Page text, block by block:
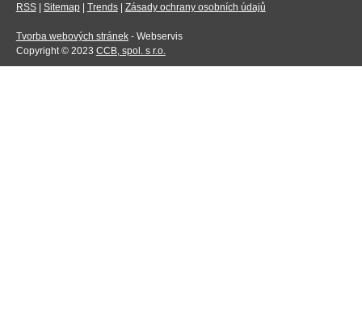
RSS| Sitemap| Trends| Zásady ochrany osobních údajů
Tvorba webových stránek- Webservis
Copyright © 2023 CCB, spol. s r.o.